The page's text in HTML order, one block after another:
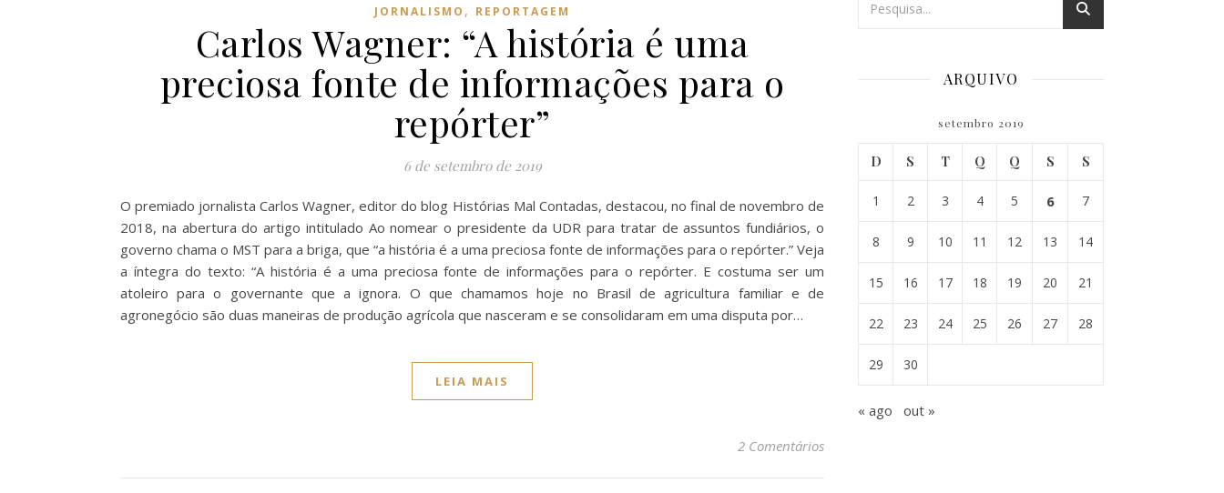
JORNALISMO , REPORTAGEM
Carlos Wagner: “A história é uma
preciosa fonte de informações para o
repórter”
6 de setembro de 2019
O premiado jornalista Carlos Wagner, editor do blog Histórias Mal Contadas, destacou, no final de novembro de
2018, na abertura do artigo intitulado Ao nomear o presidente da UDR para tratar de assuntos fundiários, o
governo chama o MST para a briga, que “a história é a uma preciosa fonte de informações para o repórter.” Veja
a íntegra do texto: “A história é a uma preciosa fonte de informações para o repórter. E costuma ser um
atoleiro para o governante que a ignora. O que chamamos hoje no Brasil de agricultura familiar e de
agronegócio são duas maneiras de produção agrícola que nasceram e se consolidaram em uma disputa por…
LEIA MAIS
2 Comentários
ARQUIVO
setembro 2019
D S T Q Q S S
1 2 3 4 5 6 7
8 9 10 11 12 13 14
15 16 17 18 19 20 21
22 23 24 25 26 27 28
29 30
« ago out »